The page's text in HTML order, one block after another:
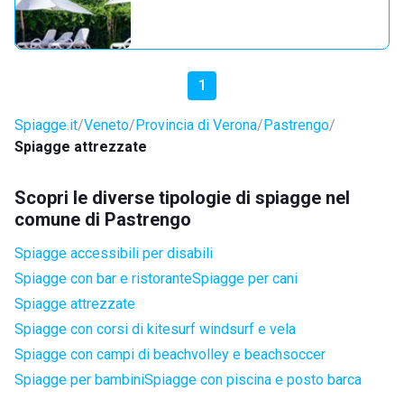
1
Spiagge.it Veneto Provincia di Verona Pastrengo
Spiagge attrezzate
Scopri le diverse tipologie di spiagge nel
comune di Pastrengo
Spiagge accessibili per disabili
Spiagge con bar e ristoranteSpiagge per cani
Spiagge attrezzate
Spiagge con corsi di kitesurf windsurf e vela
Spiagge con campi di beachvolley e beachsoccer
Spiagge per bambiniSpiagge con piscina e posto barca